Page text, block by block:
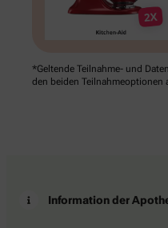
*Geltende Teilnahme- und
den beiden Teilnahme­optionen
Information der